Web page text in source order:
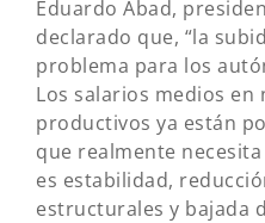
Eduardo Abad,
declarado que, “la
problema para los
Los salarios medios
productivos ya están
que realmente
es estabilidad,
estructurales y bajada